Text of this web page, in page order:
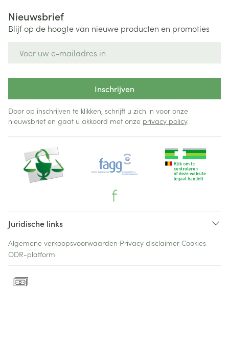
Nieuwsbrief
Blijf op de hoogte van nieuwe producten en promoties
Inschrijven
Door op inschrijven te klikken, schrijft u zich in voor onze
nieuwsbrief en gaat u akkoord met onze privacy policy.
Juridische links
Algemene verkoopsvoorwaarden Privacy disclaimer Cookies
ODR-platform